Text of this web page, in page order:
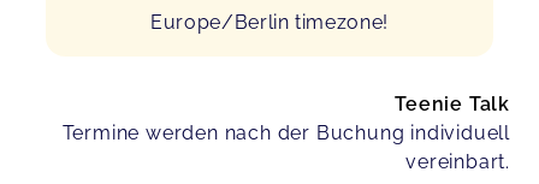
Europe/Berlin timezone!
Teenie Talk
Termine werden nach der Buchung individuell
vereinbart.